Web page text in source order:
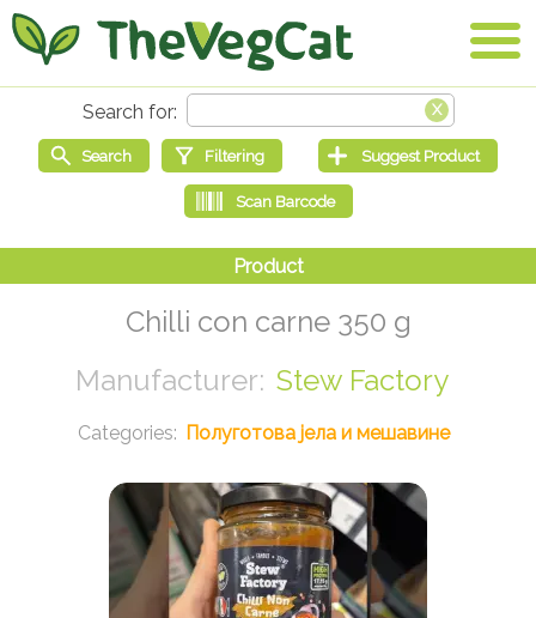
Chilli con carne 350 g
Stew Factory
Полуготова јела и мешавине